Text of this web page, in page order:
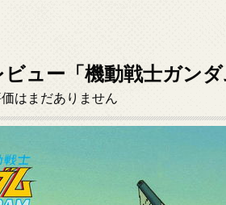
ュー「機動戦士ガン
はまだありません